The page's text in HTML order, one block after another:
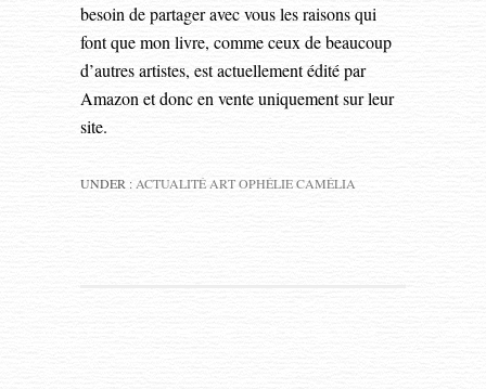
besoin de partager avec vous les raisons qui
font que mon livre, comme ceux de beaucoup
d’autres artistes, est actuellement édité par
Amazon et donc en vente uniquement sur leur
site.
UNDER : ACTUALITÉ ART OPHÉLIE CAMÉLIA